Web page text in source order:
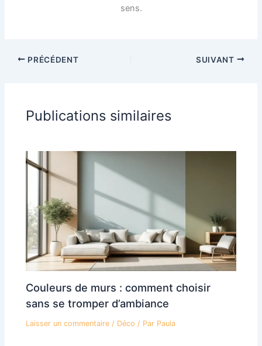
sens.
PRÉCÉDENT SUIVANT
Publications similaires
Couleurs de murs : comment choisir
sans se tromper d’ambiance
Laisser un commentaire / Déco / Par Paula